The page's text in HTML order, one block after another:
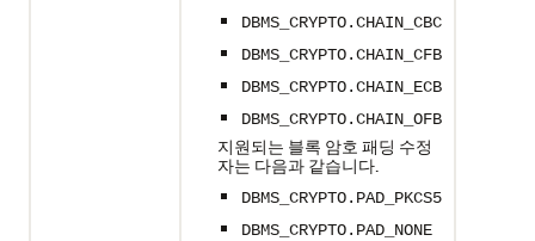
DBMS_CRYPTO.CHAIN_CBC
DBMS_CRYPTO.CHAIN_CFB
DBMS_CRYPTO.CHAIN_ECB
DBMS_CRYPTO.CHAIN_OFB
지원되는 블록 암호 패딩 수정
자는 다음과 같습니다.
DBMS_CRYPTO.PAD_PKCS5
DBMS_CRYPTO.PAD_NONE